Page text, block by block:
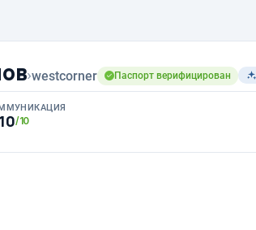
›westcorner Паспорт верифицирован
10/10